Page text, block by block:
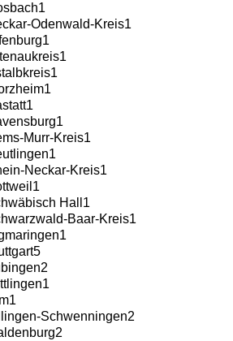
1
Odenwald-Kreis1
1
1
1
1
1
1
Murr-Kreis1
1
Neckar-Kreis1
1
Hall 1
Baar-Kreis1
1
5
2
1
1
Schwenningen2
2